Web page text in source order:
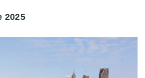
2025